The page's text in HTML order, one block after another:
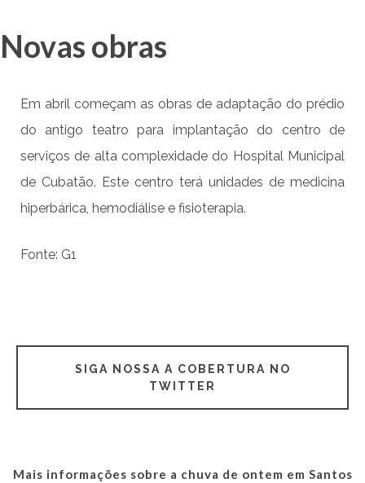
Novas obras
Em abril começam as obras de adaptação do prédio
do antigo teatro para implantação do centro de
serviços de alta complexidade do Hospital Municipal
de Cubatão. Este centro terá unidades de medicina
hiperbárica, hemodiálise e fisioterapia.
Fonte: G1
SIGA NOSSA A COBERTURA NO
TWITTER
Mais informações sobre a chuva de ontem em Santos